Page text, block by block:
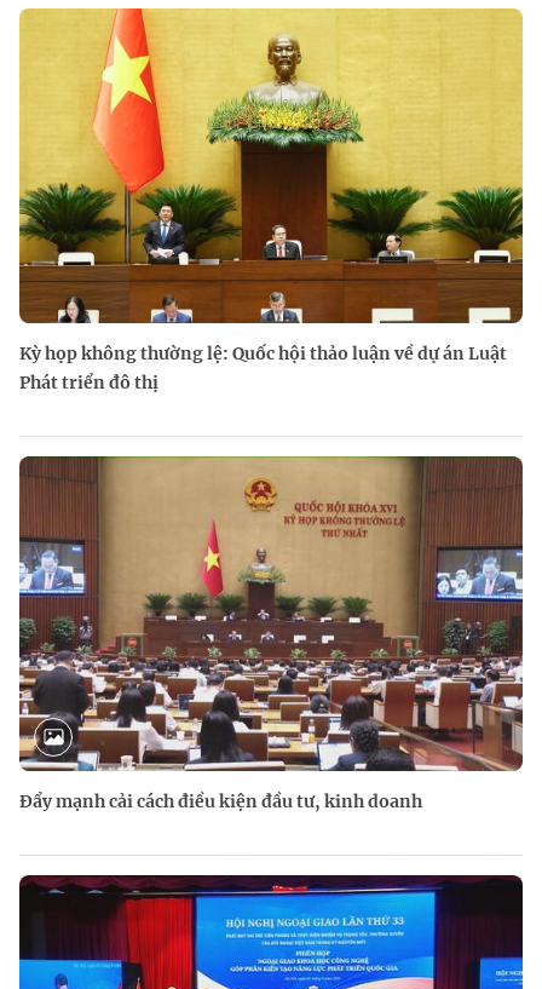
Kỳ họp không thường lệ: Quốc hội thảo luận về dự án Luật
Phát triển đô thị
Đẩy mạnh cải cách điều kiện đầu tư, kinh doanh